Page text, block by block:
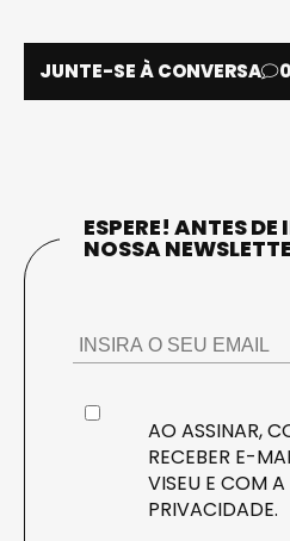
JUNTE-SE À CONVERSA 0
ESPERE! ANTES
NOSSA
AO ASSINAR,
RECEBER E-
VISEU E COM A
PRIVACIDADE.